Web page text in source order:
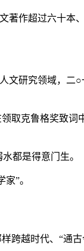
著作超过六十本
文研究领域，二
取克鲁格奖致词
都是得意门生。
”。
跨越时代、“通